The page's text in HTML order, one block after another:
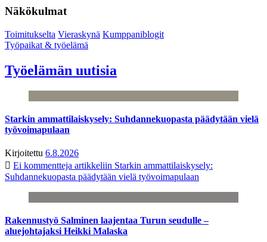
Näkökulmat
Toimitukselta Vieraskynä Kumppaniblogit
Työpaikat & työelämä
Työelämän uutisia
Starkin ammattilaiskysely: Suhdannekuopasta päädytään vielä
työvoimapulaan
Kirjoitettu 6.8.2026
Ei kommentteja artikkeliin Starkin ammattilaiskysely:
Suhdannekuopasta päädytään vielä työvoimapulaan
Rakennustyö Salminen laajentaa Turun seudulle –
aluejohtajaksi Heikki Malaska